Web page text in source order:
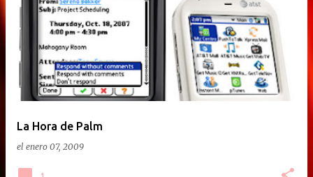
La Hora de Palm
el enero 07, 2009